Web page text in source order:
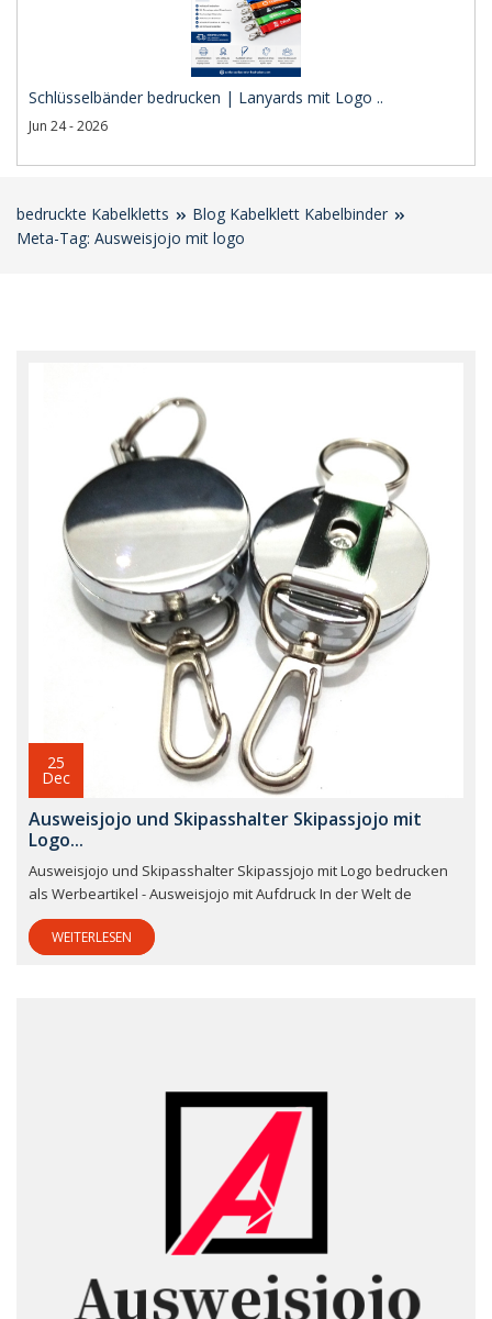
Schlüsselbänder bedrucken | Lanyards mit Logo ..
Jun 24 - 2026
bedruckte Kabelkletts
Blog Kabelklett Kabelbinder
Meta-Tag: Ausweisjojo mit logo
25
Dec
Ausweisjojo und Skipasshalter Skipassjojo mit
Logo...
Ausweisjojo und Skipasshalter Skipassjojo mit Logo bedrucken
als Werbeartikel - Ausweisjojo mit Aufdruck In der Welt de
WEITERLESEN